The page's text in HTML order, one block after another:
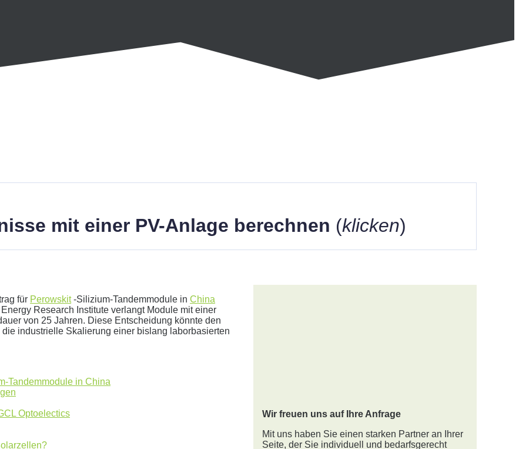
mit einer PV-Anlage berechnen (klicken)
für Perowskit-Silizium-Tandemmodule in China
Research Institute verlangt Module mit einer
von 25 Jahren. Diese Entscheidung könnte den
industrielle Skalierung einer bislang laborbasierten
Tandemmodule in China
Optoelectics
Wir freuen uns auf Ihre Anfrage
Mit uns haben Sie einen starken Partner an Ihrer
Seite, der Sie individuell und bedarfsgerecht